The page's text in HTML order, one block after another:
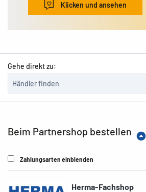
Klicken und ansehen
Gehe direkt zu:
Beim Partnershop bestellen
Zahlungsarten einblenden
Herma-Fachshop